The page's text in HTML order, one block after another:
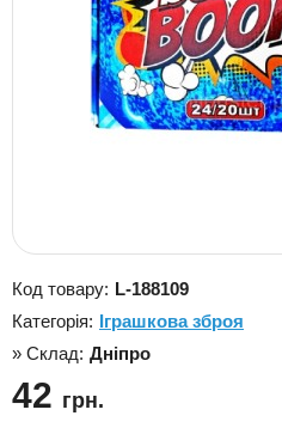
Код товару: L-188109
Категорія: Іграшкова зброя
» Склад: Дніпро
42 грн.